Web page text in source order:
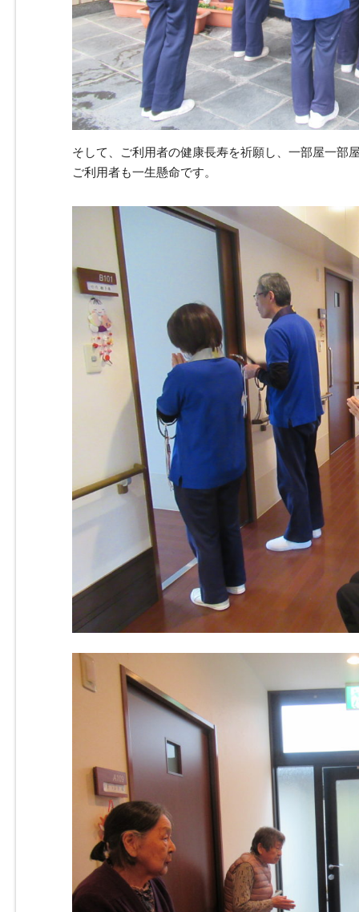
そして、ご利用者の健康長寿を祈願し、一部屋一部
ご利用者も一生懸命です。